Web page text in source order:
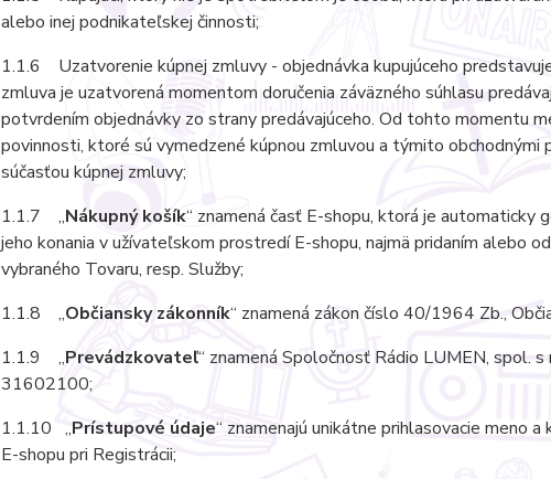
alebo inej podnikateľskej činnosti;
1.1.6 Uzatvorenie kúpnej zmluvy - objednávka kupujúceho
zmluva je uzatvorená momentom doručenia záväzného súhlasu
potvrdením objednávky zo strany predávajúceho. Od tohto momentu
povinnosti, ktoré sú vymedzené kúpnou zmluvou a týmito
súčasťou kúpnej zmluvy;
1.1.7 „Nákupný košík“ znamená časť E-shopu, ktorá je automaticky
jeho konania v užívateľskom prostredí E-shopu, najmä pridaním alebo
vybraného Tovaru, resp. Služby;
1.1.8 „Občiansky zákonník“ znamená zákon číslo 40/1964 Zb.,
1.1.9 „Prevádzkovateľ“ znamená Spoločnosť Rádio LUMEN, spol.
31602100;
1.1.10 „Prístupové údaje“ znamenajú unikátne prihlasovacie meno
E-shopu pri Registrácii;